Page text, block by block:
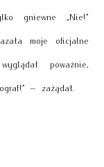
gniewne „Nie!”
moje oficjalne
poważnie,
– zażądał.